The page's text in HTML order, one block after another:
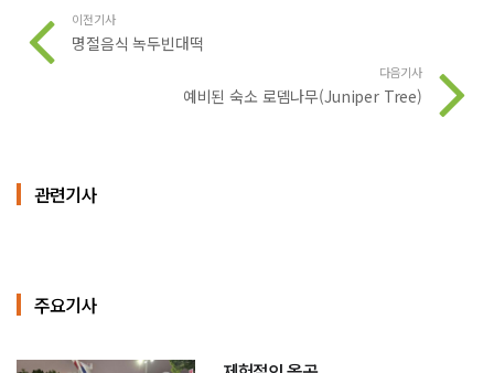
이전기사
명절음식 녹두빈대떡
다음기사
예비된 숙소 로뎀나무(Juniper Tree)
관련기사
주요기사